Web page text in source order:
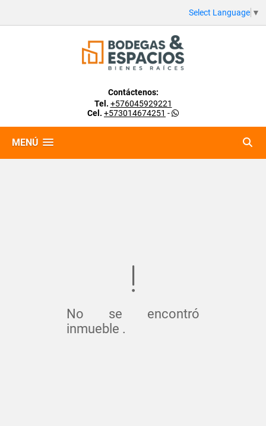
Select Language ▼
Contáctenos:
Tel. +576045929221
Cel. +573014674251 -
MENÚ
No se encontró
inmueble .